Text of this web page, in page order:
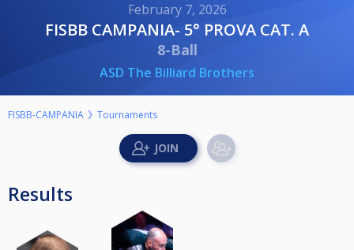
February 7, 2026
FISBB CAMPANIA- 5° PROVA CAT. A
8-Ball
ASD The Billiard Brothers
FISBB-CAMPANIA Tournaments
Results